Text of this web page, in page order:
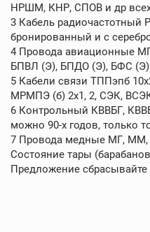
НРШМ, КНР, СПОВ и др
3 Кабель радиочастотный
бронированный и с
4 Провода авиационные
БПВЛ (Э), БПДО (Э), БФС (Э)
5 Кабели связи ТППэпб
МРМПЭ (б) 2х1, 2, СЭК,
6 Контрольный КВВБГ,
можно 90-х годов, только
7 Провода медные МГ,
Состояние тары
Предложение сбрасывайте